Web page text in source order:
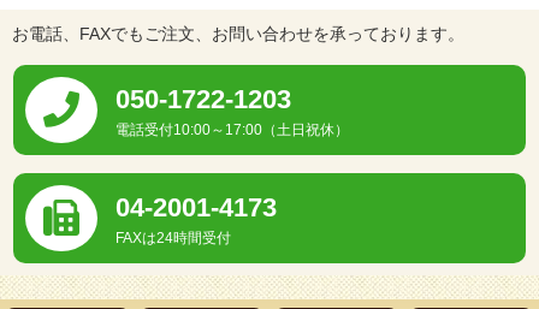
お電話、FAXでもご注文、お問い合わせを承っております。
050-1722-1203
電話受付10:00～17:00（土日祝休）
04-2001-4173
FAXは24時間受付